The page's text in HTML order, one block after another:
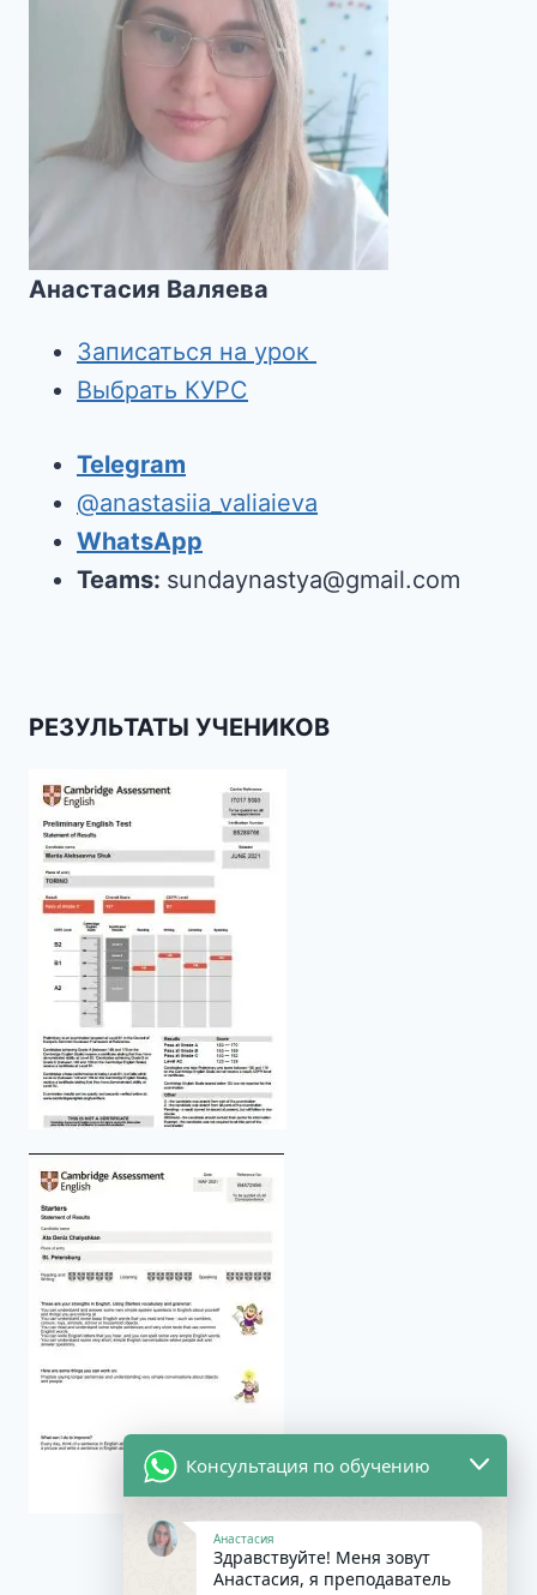
Анастасия Валяева
Записаться на урок
Выбрать КУРС
Telegram
@anastasiia_valiaieva
WhatsApp
Teams: sundaynastya@gmail.com
РЕЗУЛЬТАТЫ УЧЕНИКОВ
Консультация по обучению
Анастасия
Здравствуйте! Меня зовут
Анастасия, я преподаватель